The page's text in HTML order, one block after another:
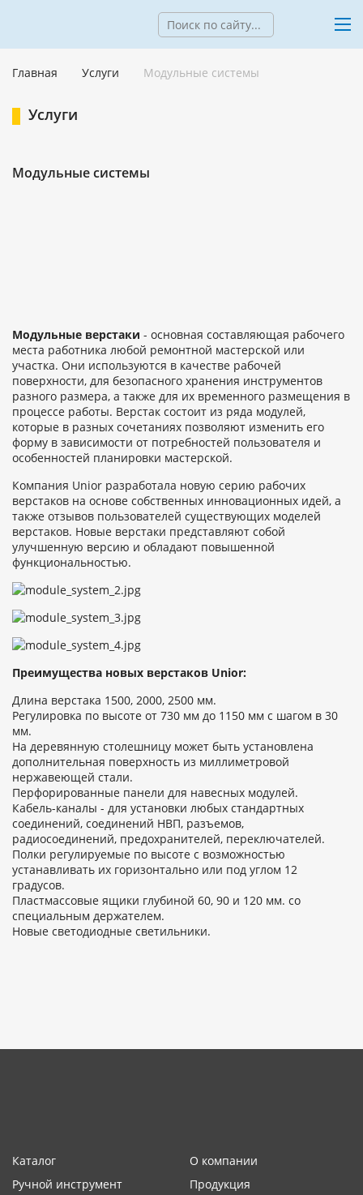
Главная Услуги Модульные системы
Услуги
Модульные системы
Модульные верстаки - основная составляющая рабочего
места работника любой ремонтной мастерской или
участка. Они используются в качестве рабочей
поверхности, для безопасного хранения инструментов
разного размера, а также для их временного размещения в
процессе работы. Верстак состоит из ряда модулей,
которые в разных сочетаниях позволяют изменить его
форму в зависимости от потребностей пользователя и
особенностей планировки мастерской.
Компания Unior разработала новую серию рабочих
верстаков на основе собственных инновационных идей, а
также отзывов пользователей существующих моделей
верстаков. Новые верстаки представляют собой
улучшенную версию и обладают повышенной
функциональностью.
Преимущества новых верстаков Unior:
Длина верстака 1500, 2000, 2500 мм.
Регулировка по высоте от 730 мм до 1150 мм с шагом в 30
мм.
На деревянную столешницу может быть установлена
дополнительная поверхность из миллиметровой
нержавеющей стали.
Перфорированные панели для навесных модулей.
Кабель-каналы - для установки любых стандартных
соединений, соединений НВП, разъемов,
радиосоединений, предохранителей, переключателей.
Полки регулируемые по высоте с возможностью
устанавливать их горизонтально или под углом 12
градусов.
Пластмассовые ящики глубиной 60, 90 и 120 мм. со
специальным держателем.
Новые светодиодные светильники.
Каталог
Ручной инструмент
О компании
Продукция